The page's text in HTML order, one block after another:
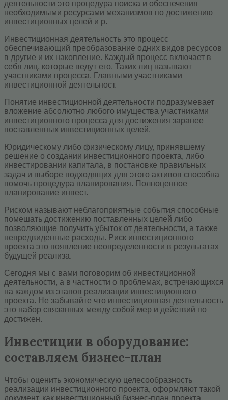
деятельности это процедура поиска и обеспечения
необходимыми ресурсами механизмов по достижению
инвестиционных целей и р.
Инвестиционная деятельность это процесс
обеспечивающий преобразование одних видов ресурсов
в другие и их накопление. Каждый процесс включает в
себя лиц, которые ведут его. Таких лиц называют
участниками процесса. Главными участниками
инвестиционной деятельност.
Понятие инвестиционной деятельности подразумевает
вложение абсолютно любого имущества участниками
инвестиционного процесса для достижения заранее
поставленных инвестиционных целей.
Юридическому либо физическому лицу, принявшему
решение о создании инвестиционного проекта, либо
инвестировании капитала, в постановке правильных
задач и выборе подходящих для этого активов способна
помочь процедура планирования. Полноценное
планирование инвест.
Риском называют неблагоприятные события способные
помешать достижению поставленных целей либо
позволяющие получить убыток от деятельности, а также
непредвиденные расходы. Риск инвестиционного
проекта это появление неопределенности в результатах
будущей реализа.
Сегодня мы с вами поговорим об инвестиционной
деятельности, а в частности о проблемах, встречающихся
на каждом из этапов реализации инвестиционного
проекта. Не забывайте что инвестиционная деятельность
это набор связанных между собой мер и действий по
достижен.
Инвестиции в оборудование:
составляем бизнес-план
Чтобы оценить экономическую целесообразность
реализации инвестиционного проекта, оформляют такой
документ, как инвестиционный бизнес-план проекта.